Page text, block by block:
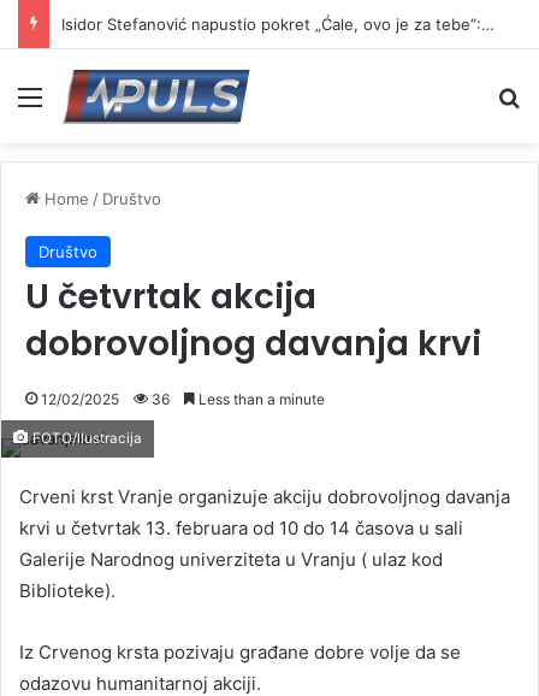
Isidor Stefanović napustio pokret „Ćale, ovo je za tebe“: Najavio formiranje novog pokreta
Menu
Home / Društvo
Društvo
U četvrtak akcija
dobrovoljnog davanja krvi
12/02/2025 36 Less than a minute
FOTO/Ilustracija
Crveni krst Vranje organizuje akciju dobrovoljnog davanja
krvi u četvrtak 13. februara od 10 do 14 časova u sali
Galerije Narodnog univerziteta u Vranju ( ulaz kod
Biblioteke).
Iz Crvenog krsta pozivaju građane dobre volje da se
odazovu humanitarnoj akciji.